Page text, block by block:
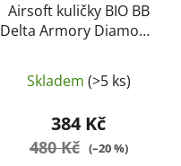
Airsoft kuličky BIO BB
Delta Armory Diamond
Skladem (>5 ks)
384 Kč
480 Kč (–20 %)